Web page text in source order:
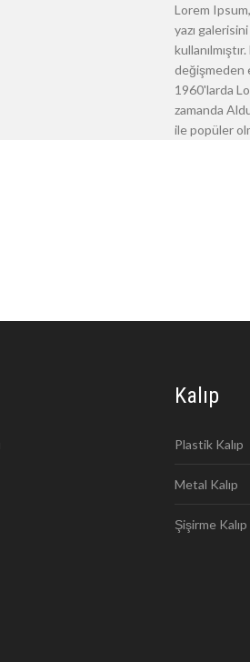
Lorem
yazı
değişmeden
1960'larda
zamanda
ile popüler
Kalıp
Plastik Kalıp
Metal Kalıp
Şişirme Kalıp